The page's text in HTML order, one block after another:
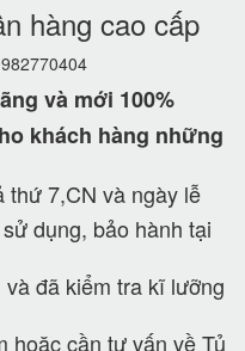
hàng cao cấp
và mới 100%
khách hàng những
thứ 7,CN và ngày lễ
dụng, bảo hành tại
đã kiểm tra kĩ lưỡng
hoặc cần tư vấn về Tủ